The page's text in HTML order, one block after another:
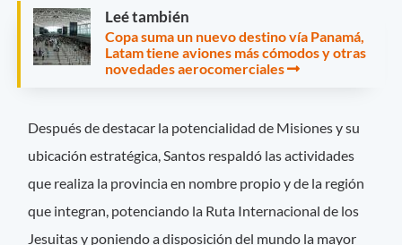
Leé también
Copa suma un nuevo destino vía Panamá,
Latam tiene aviones más cómodos y otras
novedades aerocomerciales
Después de destacar la potencialidad de Misiones y su
ubicación estratégica, Santos respaldó las actividades
que realiza la provincia en nombre propio y de la región
que integran, potenciando la Ruta Internacional de los
Jesuitas y poniendo a disposición del mundo la mayor